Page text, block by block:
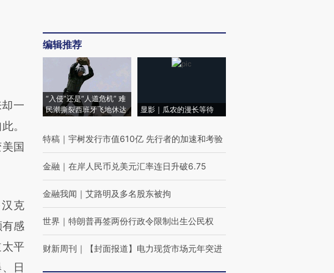
财
一
。
国
克
感
平
日
编辑推荐
“入侵”还是“人道危机” 难
民潮撕裂西班牙飞地休达
显影｜瓜农的漫长等待
特稿 ｜ 宇树发行市值610亿 先行者的加速和考验
金融 ｜ 在岸人民币兑美元汇率连日升破6.75
金融我闻 ｜ 艾路明及多名股东被拘
世界 ｜ 特朗普再签两份行政令限制出生公民权
财新周刊 ｜ 【封面报道】电力现货市场元年突进